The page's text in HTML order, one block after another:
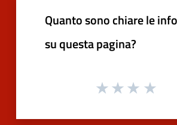
Quanto sono chiare le
su questa pagina?